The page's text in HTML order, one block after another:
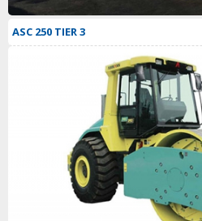
ASC 250 TIER 3